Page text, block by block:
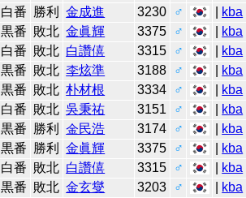
白番 勝利 金成進 3230 ♂ kba
黒番 敗北 金眞輝 3375 ♂ kba
白番 敗北 白讚僖 3315 ♂ kba
黒番 敗北 李炫準 3188 ♂ kba
黒番 敗北 朴材根 3334 ♂ kba
白番 敗北 吳秉祐 3151 ♂ kba
黒番 勝利 金民浩 3174 ♂ kba
黒番 勝利 金眞輝 3375 ♂ kba
白番 敗北 白讚僖 3315 ♂ kba
黒番 敗北 金玄燮 3203 ♂ kba